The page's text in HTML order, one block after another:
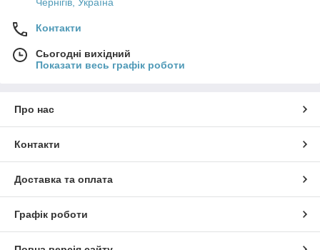
Чернігів, Україна
Контакти
Сьогодні вихідний
Показати весь графік роботи
Про нас
Контакти
Доставка та оплата
Графік роботи